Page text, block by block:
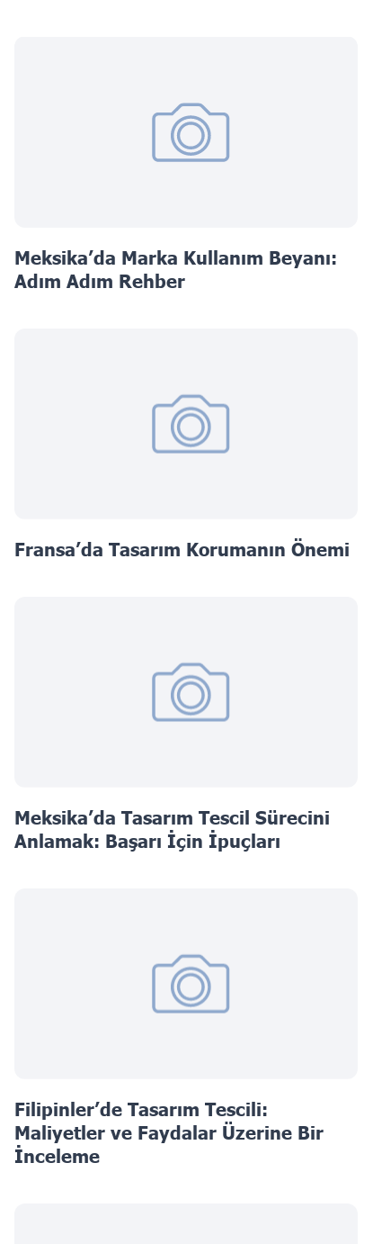
Meksika’da Marka Kullanım Beyanı:
Adım Adım Rehber
Fransa’da Tasarım Korumanın Önemi
Meksika’da Tasarım Tescil Sürecini
Anlamak: Başarı İçin İpuçları
Filipinler’de Tasarım Tescili:
Maliyetler ve Faydalar Üzerine Bir
İnceleme